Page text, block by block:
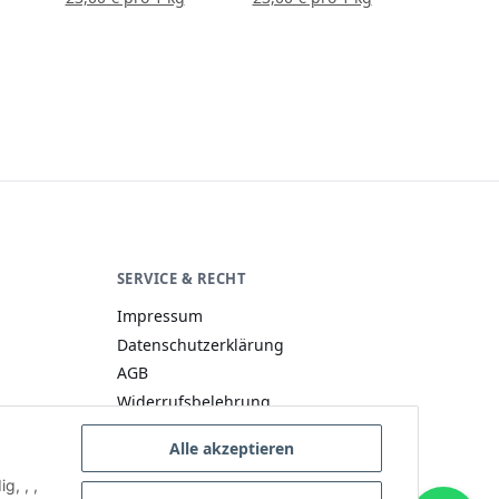
Alle akzeptieren
, ,
SERVICE & RECHT
Impressum
Datenschutzerklärung
AGB
Widerrufsbelehrung
Online-Widerrufsformular
↻ Widerruf online einreichen